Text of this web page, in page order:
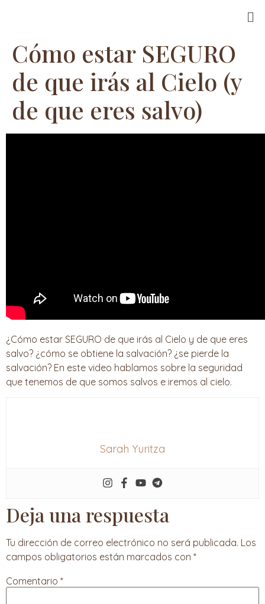
Cómo estar SEGURO
de que irás al Cielo (y
de que eres salvo)
¿Cómo estar SEGURO de que irás al Cielo y de que eres
salvo? ¿cómo se obtiene la salvación? ¿se pierde la
salvación? En este video hablamos sobre la seguridad
que tenemos de que somos salvos e iremos al cielo.
Sarah Yuritza
Deja una respuesta
Tu dirección de correo electrónico no será publicada. Los
campos obligatorios están marcados con *
Comentario *